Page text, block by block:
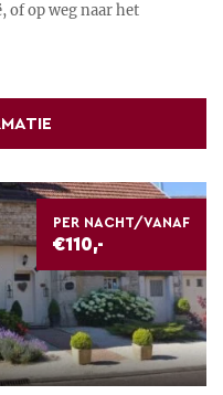
of op weg naar het
PER NACHT/VANAF
€110,-